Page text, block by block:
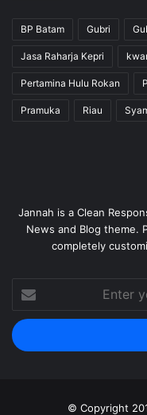
BP Batam Gubri
Jasa Raharja Kepri
Pertamina Hulu Rokan
Pramuka Riau
Jannah is a Clean
News and Blog theme.
completely
your
Email
address
© Copyright